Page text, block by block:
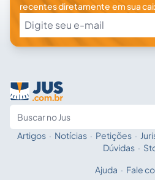
recentes diretamente em sua
Fale com
Artigos · Notícias · Petições ·
Dúvidas ·
Ajuda · Fale